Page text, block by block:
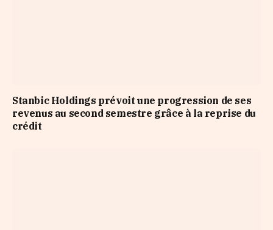
Stanbic Holdings prévoit une progression de ses
revenus au second semestre grâce à la reprise du
crédit